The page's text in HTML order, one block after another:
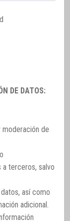
DE DATOS:
moderación de
a terceros, salvo
así como
adicional.